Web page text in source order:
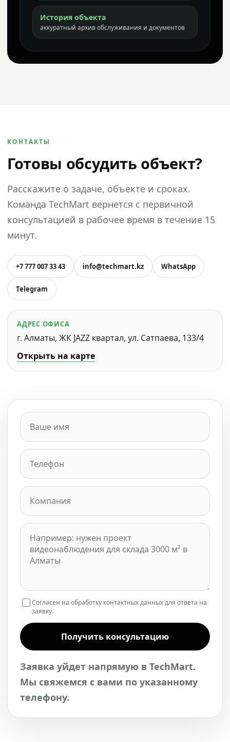
История объекта
аккуратный архив обслуживания и документов
КОНТАКТЫ
Готовы обсудить объект?
Расскажите о задаче, объекте и сроках.
Команда TechMart вернется с первичной
консультацией в рабочее время в течение 15
минут.
+7 777 007 33 43 info@techmart.kz WhatsApp
Telegram
АДРЕС ОФИСА
г. Алматы, ЖК JAZZ квартал, ул. Сатпаева, 133/4
Открыть на карте
Согласен на обработку контактных данных для ответа на
заявку.
Получить консультацию
Заявка уйдет напрямую в TechMart.
Мы свяжемся с вами по указанному
телефону.